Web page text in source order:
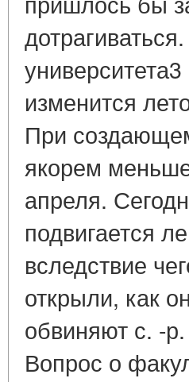
изменится
При
якорем
апреля.
подвигается
вследствие
открыли, как
обвиняют с. -
Вопрос о